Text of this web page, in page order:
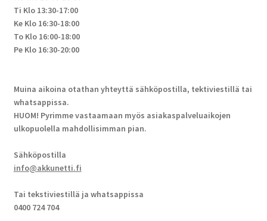
Ti Klo 13:30-17:00
Ke Klo 16:30-18:00
To Klo 16:00-18:00
Pe Klo 16:30-20:00
Muina aikoina otathan yhteyttä sähköpostilla, tektiviestillä tai
whatsappissa.
HUOM! Pyrimme vastaamaan myös asiakaspalveluaikojen
ulkopuolella mahdollisimman pian.
Sähköpostilla
info@akkunetti.fi
Tai tekstiviestillä ja whatsappissa
0400 724 704